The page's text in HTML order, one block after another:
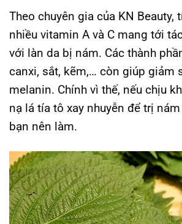
Theo chuyên gia của KN Beauty,
nhiều vitamin A và C mang tới
với làn da bị nám. Các thành
canxi, sắt, kẽm,… còn giúp giảm
melanin. Chính vì thế, nếu chịu
nạ lá tía tô xay nhuyễn để trị
bạn nên làm.